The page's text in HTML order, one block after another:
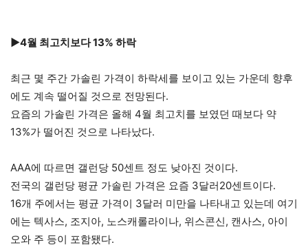
▶4월 최고치보다 13% 하락
최근 몇 주간 가솔린 가격이 하락세를 보이고 있는 가운데 향후
에도 계속 떨어질 것으로 전망된다.
요즘의 가솔린 가격은 올해 4월 최고치를 보였던 때보다 약
13%가 떨어진 것으로 나타났다.
AAA에 따르면 갤런당 50센트 정도 낮아진 것이다.
전국의 갤런당 평균 가솔린 가격은 요즘 3달러20센트이다.
16개 주에서는 평균 가격이 3달러 미만을 나타내고 있는데 여기
에는 텍사스, 조지아, 노스캐롤라이나, 위스콘신, 캔사스, 아이
오와 주 등이 포함됐다.